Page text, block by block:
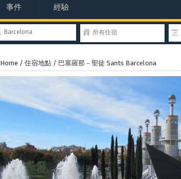
事件 經驗
Barcelona 所有住宿
Home / 住宿地點/ 巴塞羅那－聖徒 Sants Barcelona